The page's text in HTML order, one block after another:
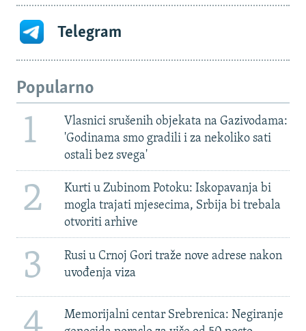
Telegram
Popularno
1
Vlasnici srušenih objekata na Gazivodama:
'Godinama smo gradili i za nekoliko sati
ostali bez svega'
2
Kurti u Zubinom Potoku: Iskopavanja bi
mogla trajati mjesecima, Srbija bi trebala
otvoriti arhive
3
Rusi u Crnoj Gori traže nove adrese nakon
uvođenja viza
Memorijalni centar Srebrenica: Negiranje